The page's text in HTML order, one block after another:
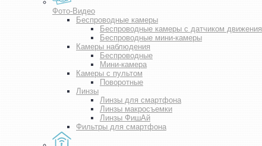
Фото-Видео
Беспроводные камеры
Беспроводные камеры с датчиком движения
Беспроводные мини-камеры
Камеры наблюдения
Беспроводные
Мини-камера
Камеры с пультом
Поворотные
Линзы
Линзы для смартфона
Линзы макросъемки
Линзы ФишАй
Фильтры для смартфона